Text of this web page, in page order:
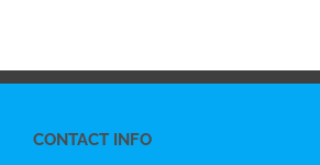
CONTACT INFO